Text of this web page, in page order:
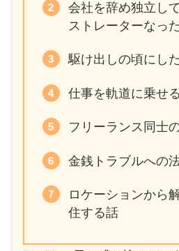
会社を辞め独立し
ストレーターなっ
駆け出しの頃にし
仕事を軌道に乗せ
フリーランス同士
金銭トラブルへの
ロケーションから
住する話